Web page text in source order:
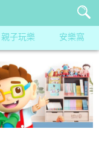
親子玩樂 安樂窩